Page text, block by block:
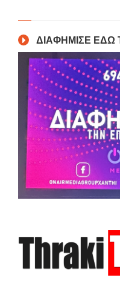
ΔΙΑΦΗΜΙΣΕ ΕΔΩ